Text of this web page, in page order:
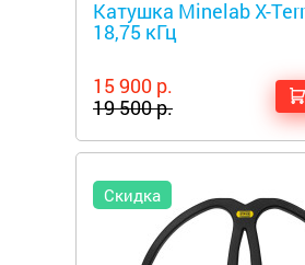
Катушка Minelab X-
18,75 кГц
15 900 р.
19 500 р.
Скидка